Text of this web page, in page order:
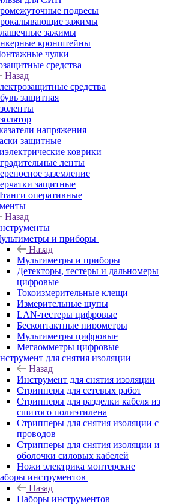
подвесы
зажимы
зажимы
кронштейны
чулки
средства
Назад
средства
защитная
напряжения
защитные
коврики
ленты
заземление
защитные
оперативные
Назад
и приборы
Назад
Мультиметры и приборы
Детекторы, тестеры и дальномеры
цифровые
Токоизмерительные клещи
Измерительные щупы
LAN-тестеры цифровые
Бесконтактные пирометры
Мультиметры цифровые
Мегаомметры цифровые
для снятия изоляции
Назад
Инструмент для снятия изоляции
Стрипперы для сетевых работ
Стрипперы для разделки кабеля из
сшитого полиэтилена
Cтрипперы для снятия изоляции с
проводов
Стрипперы для снятия изоляции и
оболочки силовых кабелей
Ножи электрика монтерские
инструментов
Назад
Наборы инструментов